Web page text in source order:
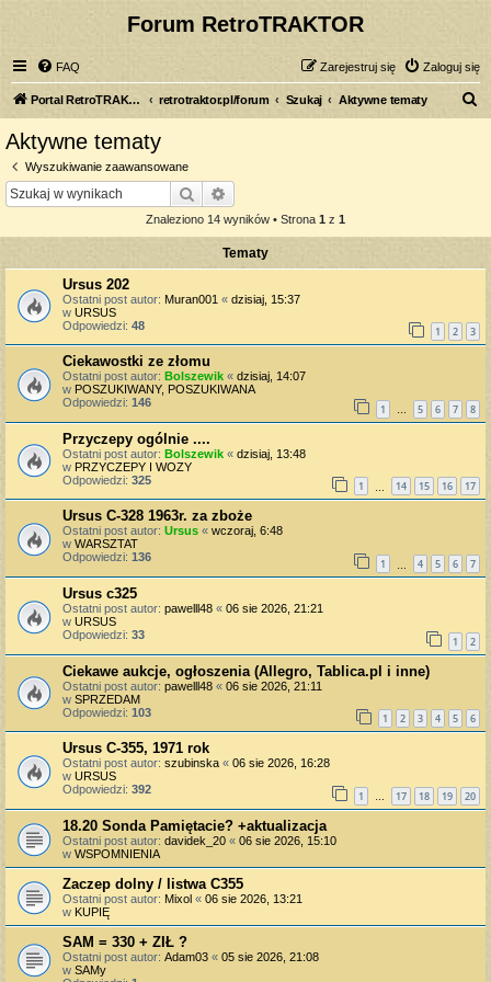
Forum RetroTRAKTOR
FAQ Zaloguj się
Zarejestruj się
Portal RetroTRAKTOR.pl retrotraktor.pl/forum Szukaj Aktywne tematy
Aktywne tematy
Wyszukiwanie zaawansowane
Szukaj
Znaleziono 14 wyników • Strona 1 z 1
Tematy
Ursus 202
Ostatni post autor: Muran001 « dzisiaj, 15:37
w URSUS
Odpowiedzi: 48 1 2 3
Ciekawostki ze złomu
Ostatni post autor: Bolszewik « dzisiaj, 14:07
w POSZUKIWANY, POSZUKIWANA
Odpowiedzi: 146 1 … 5 6 7 8
Przyczepy ogólnie ....
Ostatni post autor: Bolszewik « dzisiaj, 13:48
w PRZYCZEPY I WOZY
Odpowiedzi: 325 1 14 15 16 17
Ursus C-328 1963r. za zboże
Ostatni post autor: Ursus « wczoraj, 6:48
w WARSZTAT
Odpowiedzi: 136 1 4 5 6 7
Ursus c325
Ostatni post autor: pawelll48 « 06 sie 2026, 21:21
w URSUS
Odpowiedzi: 33 1 2
Ciekawe aukcje, ogłoszenia (Allegro, Tablica.pl i inne)
Ostatni post autor: pawelll48 « 06 sie 2026, 21:11
w SPRZEDAM
Odpowiedzi: 103 1 2 3 4 5 6
Ursus C-355, 1971 rok
Ostatni post autor: szubinska « 06 sie 2026, 16:28
w URSUS
Odpowiedzi: 392 1 … 17 18 19 20
18.20 Sonda Pamiętacie? +aktualizacja
Ostatni post autor: davidek_20 « 06 sie 2026, 15:10
w WSPOMNIENIA
Zaczep dolny / listwa C355
Ostatni post autor: Mixol « 06 sie 2026, 13:21
w KUPIĘ
SAM = 330 + ZIŁ ?
Ostatni post autor: Adam03 « 05 sie 2026, 21:08
w SAMy